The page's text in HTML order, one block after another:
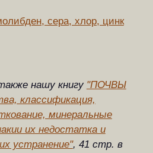
сера, хлор, цинк
нашу книгу "ПОЧВЫ
классификация,
минеральные
их недостатка и
устранение", 41 стр. в